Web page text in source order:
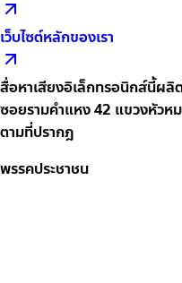
เว็บไซต์หลักของเรา
สื่อหาเสียงอิเล็กทรอนิกส์นี้ผลิ
ซอยรามคำแหง 42 แขวงหัวห
ตามที่ปรากฎ
พรรคประชาชน